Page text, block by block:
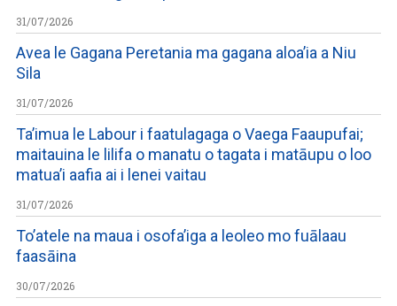
31/07/2026
Avea le Gagana Peretania ma gagana aloa’ia a Niu
Sila
31/07/2026
Ta’imua le Labour i faatulagaga o Vaega Faaupufai;
maitauina le lilifa o manatu o tagata i matāupu o loo
matua’i aafia ai i lenei vaitau
31/07/2026
To’atele na maua i osofa’iga a leoleo mo fuālaau
faasāina
30/07/2026